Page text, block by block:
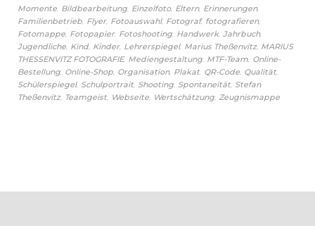
Momente Bildbearbeitung Einzelfoto, Eltern, Erinnerungen,
Familienbetrieb Flyer, Fotoauswahl, Fotograf, fotografieren,
Fotomappe Fotopapier, Fotoshooting Handwerk, Jahrbuch,
Jugendliche Kind, Kinder, Lehrerspiegel, Marius Theßenvitz, MARIUS
THESSENVITZ FOTOGRAFIE, Mediengestaltung MTF-Team Online-
Bestellung Online-Shop Organisation, Plakat QR-Code Qualität
Schülerspiegel, Schulportrait Shooting Spontaneität Stefan
Theßenvitz, Teamgeist Webseite Wertschätzung Zeugnismappe